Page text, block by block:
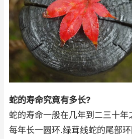
蛇的寿命究竟有多长?
蛇的寿命一般在几年到二三十年
每年长一圆环.绿茸线蛇的尾部